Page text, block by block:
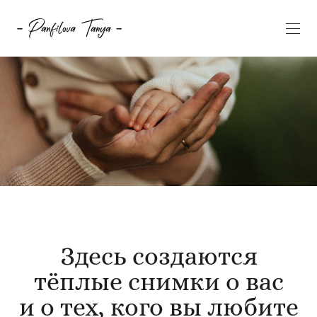
Здесь создаются
тёплые снимки о вас
и о тех, кого вы любите